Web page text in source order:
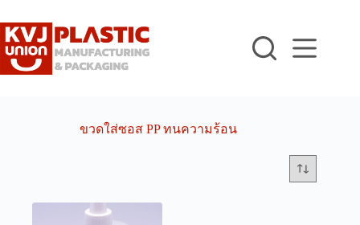
to
content
ขวดใส่ซอส PP ทนความร้อน